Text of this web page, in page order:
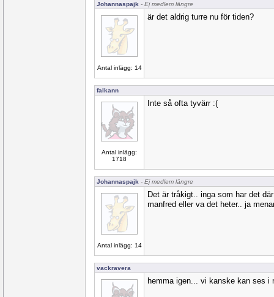
Johannaspajk - Ej medlem längre
Antal inlägg: 14
är det aldrig turre nu för tiden?
falkann
Antal inlägg:
1718
Inte så ofta tyvärr :(
Johannaspajk - Ej medlem längre
Antal inlägg: 14
Det är tråkigt.. inga som har det
manfred eller va det heter.. ja
vackravera
hemma igen... vi kanske kan ses i